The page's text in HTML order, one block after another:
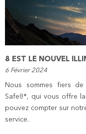
8 EST LE NOUVEL
6 Février 2024
Nous sommes fiers
Safe8*, qui vous offre
pouvez compter sur
service.